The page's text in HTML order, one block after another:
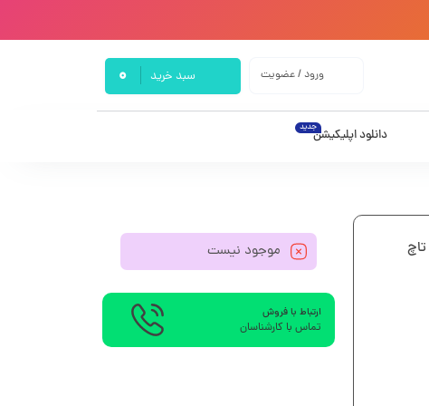
ورود / عضویت سبد خرید 0
دانلود اپلیکیشنجدید
موجود نیست
ارتباط با فروش
تماس با کارشناسان